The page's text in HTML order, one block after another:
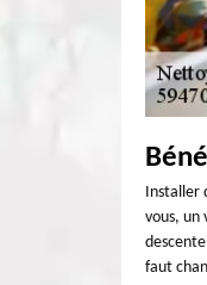
Installer
vous, un
faut